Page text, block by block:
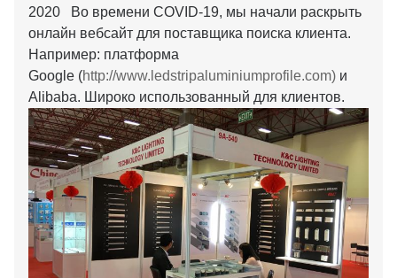
2020 Во времени COVID-19, мы начали раскрыть
онлайн вебсайт для поставщика поиска клиента.
Например: платформа
Google (http://www.ledstripaluminiumprofile.com) и
Alibaba. Широко использованный для клиентов.